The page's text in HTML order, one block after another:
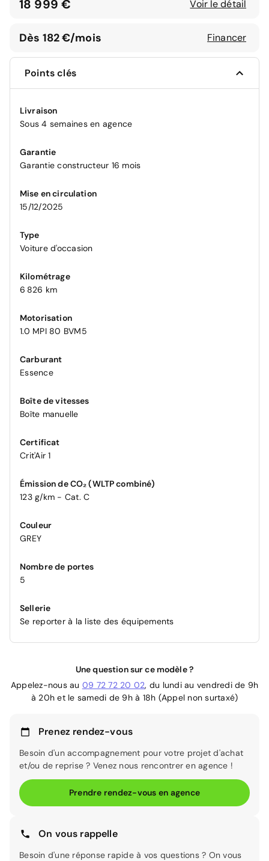
18 999 € Voir le détail
Dès 182 €/mois Financer
Points clés
Livraison
Sous 4 semaines en agence
Garantie
Garantie constructeur 16 mois
Mise en circulation
15/12/2025
Type
Voiture d'occasion
Kilométrage
6 826 km
Motorisation
1.0 MPI 80 BVM5
Carburant
Essence
Boîte de vitesses
Boîte manuelle
Certificat
Crit'Air 1
Émission de CO₂ (WLTP combiné)
123 g/km - Cat. C
Couleur
GREY
Nombre de portes
5
Sellerie
Se reporter à la liste des équipements
Une question sur ce modèle ?
Appelez-nous au 09 72 72 20 02, du lundi au vendredi de 9h
à 20h et le samedi de 9h à 18h (Appel non surtaxé)
Prenez rendez-vous
Besoin d'un accompagnement pour votre projet d'achat
et/ou de reprise ? Venez nous rencontrer en agence !
Prendre rendez-vous en agence
On vous rappelle
Besoin d'une réponse rapide à vos questions ? On vous